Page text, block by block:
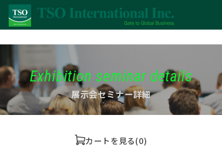
Exhibition seminar details
展示会セミナー詳細
カートを見る(0)